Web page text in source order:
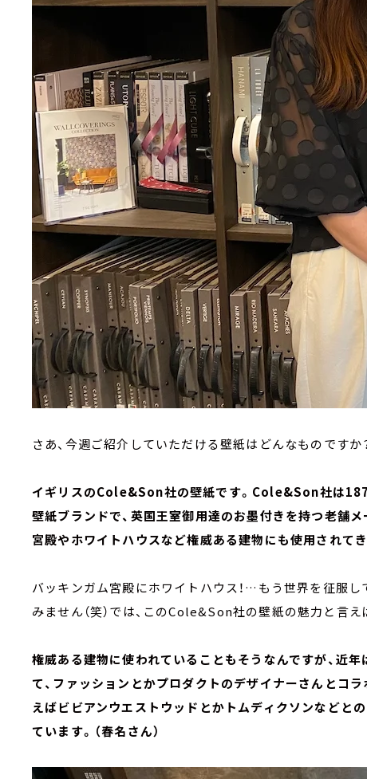
さあ、今週ご紹介していただける壁紙はどんなものですか
イギリスのCole&Son社の壁紙です。Cole&Son社は
壁紙ブランドで、英国王室御用達のお墨付きを持つ老舗
宮殿やホワイトハウスなど権威ある建物にも使用されてき
バッキンガム宮殿にホワイトハウス！…もう世界を征服
みません（笑）では、このCole&Son社の壁紙の魅力と言え
権威ある建物に使われていることもそうなんですが、近
て、ファッションとかプロダクトのデザイナーさんとコ
えばビビアンウエストウッドとかトムディクソンなどと
ています。（春名さん）